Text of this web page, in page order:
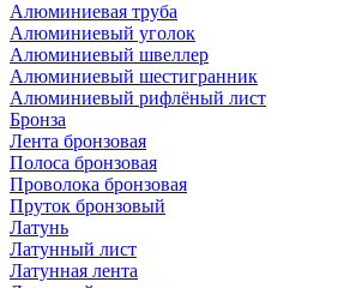
Алюминиевая труба
Алюминиевый уголок
Алюминиевый швеллер
Алюминиевый шестигранник
Алюминиевый рифлёный лист
Бронза
Лента бронзовая
Полоса бронзовая
Проволока бронзовая
Пруток бронзовый
Латунь
Латунный лист
Латунная лента